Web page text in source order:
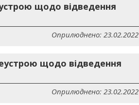
щодо відведення
Оприлюднено: 23.02.2022
щодо відведення
Оприлюднено: 23.02.2022